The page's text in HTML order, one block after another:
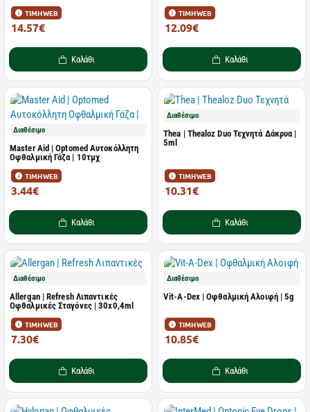
ΤΙΜΗ WEB
14.57€
Καλάθι
ΤΙΜΗ WEB
12.09€
Καλάθι
Διαθέσιμο
Master Aid | Optomed Αυτοκόλλητη
Οφθαλμική Γάζα | 10τμχ
ΤΙΜΗ WEB
3.44€
Καλάθι
Διαθέσιμο
Thea | Thealoz Duo Τεχνητά Δάκρυα |
5ml
ΤΙΜΗ WEB
10.31€
Καλάθι
Διαθέσιμο
Allergan | Refresh Λιπαντικές
Οφθαλμικές Σταγόνες | 30x0,4ml
ΤΙΜΗ WEB
7.30€
Καλάθι
Διαθέσιμο
Vit-A-Dex | Οφθαλμική Αλοιφή | 5g
ΤΙΜΗ WEB
10.85€
Καλάθι